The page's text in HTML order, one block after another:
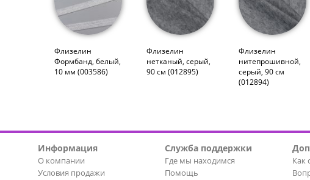
Флизелин
Формбанд, белый,
10 мм (003586)
Флизелин
нетканый, серый,
90 см (012895)
Флизелин
нитепрошивной,
серый, 90 см
(012894)
Информация
О компании
Условия продажи
Служба поддержки
Где мы находимся
Помощь
Как